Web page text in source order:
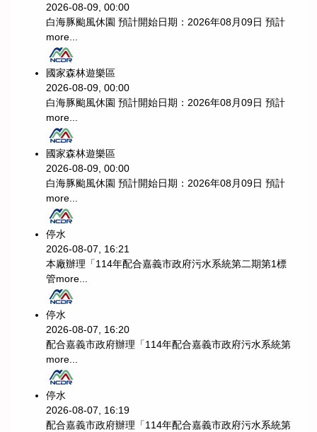
2026-08-09, 00:00
白海豚颱風休園 預計開始日期：2026年08月09日 預計
more...
國家森林遊樂區
2026-08-09, 00:00
白海豚颱風休園 預計開始日期：2026年08月09日 預計
more...
國家森林遊樂區
2026-08-09, 00:00
白海豚颱風休園 預計開始日期：2026年08月09日 預計
more...
停水
2026-08-07, 16:21
本廠辦理「114年配合嘉義市政府污水系統第二期第1標
管more...
停水
2026-08-07, 16:20
配合嘉義市政府辦理「114年配合嘉義市政府污水系統第
more...
停水
2026-08-07, 16:19
配合嘉義市政府辦理「114年配合嘉義市政府污水系統第